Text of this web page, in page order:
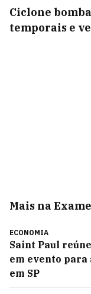
Ciclone
temporais e
Mais na Exame
ECONOMIA
Saint Paul
em evento
em SP